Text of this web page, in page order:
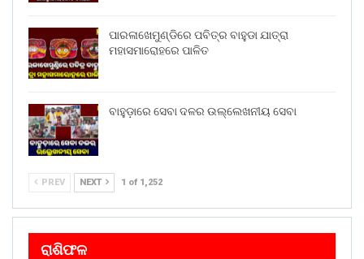
ପାରଳାଖେମୁଣ୍ଡିରେ ପବିତ୍ର ବାହୁଡା ଯାତ୍ରା
ମହାସମାରୋହରେ ପାଳିତ
ବାହୁଡ଼ାରେ ସେବା ଦଳର ଉଲ୍ଲେଖନୀୟ ସେବା
PREV NEXT 1 of 1,252
ରାଶିଫଳ